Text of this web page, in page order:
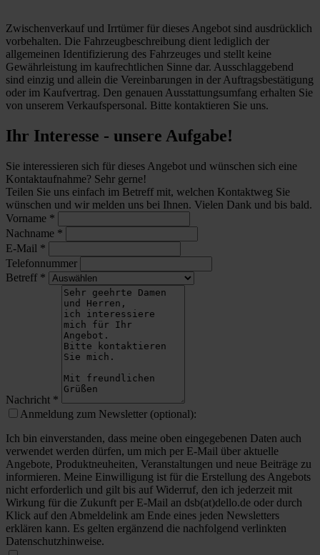
Zwischenverkauf und Irrtümer für dieses Angebot sind ausdrücklich
vorbehalten. Die Fahrzeugbeschreibung dient lediglich der
allgemeinen Identifizierung des Fahrzeuges und stellt keine
Gewährleistung im kaufrechtlichen Sinne dar. Ausschlaggebend
sind einzig und allein die Vereinbarungen in der Auftragsbestätigung
oder im Kaufvertrag. Den genauen Ausstattungsumfang erhalten Sie
von unserem Verkaufspersonal. Bitte kontaktieren Sie uns.
Ihr Interesse - unsere Aufgabe!
Sie interessieren sich für dieses Angebot und wünschen sich eine
Kontaktaufnahme? Sehr gerne!
Teilen Sie uns einfach im Betreff mit, welchen Kontaktweg Sie
wünschen und wir melden uns bei Ihnen. Vielen Dank und bis bald.
Vorname *
Nachname *
E-Mail *
Telefonnummer
Betreff *
Nachricht *
Anmeldung zum Newsletter (optional):
Ich bin einverstanden, dass meine oben eingegebenen Daten auch
verwendet werden dürfen, um mich per E-Mail über aktuelle
Angebote, Produktneuheiten, Veranstaltungen und neue Beiträge zu
informieren. Meine Einwilligung ist für die Erstellung des Angebots
nicht erforderlich und gilt bis auf Widerruf, den ich jederzeit mit
Wirkung für die Zukunft per E-Mail an dsb(at)dello.de oder durch
Klick auf den Abmeldelink am Ende eines jeden Newsletters
erklären kann. Es gelten ergänzend die nachfolgend verlinkten
Datenschutzhinweise.